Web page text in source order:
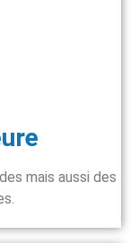
mais aussi des